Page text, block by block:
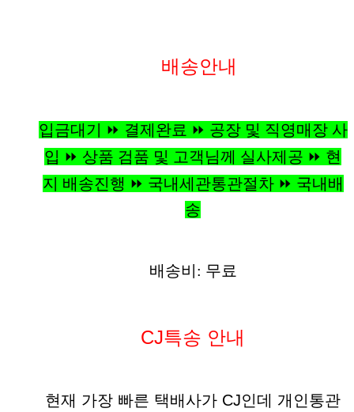
배송안내
입금대기 ⏩ 결제완료 ⏩ 공장 및 직영매장 사
입 ⏩ 상품 검품 및 고객님께 실사제공 ⏩ 현
지 배송진행 ⏩ 국내세관통관절차 ⏩ 국내배
송
배송비: 무료
CJ특송 안내
현재 가장 빠른 택배사가 CJ인데 개인통관